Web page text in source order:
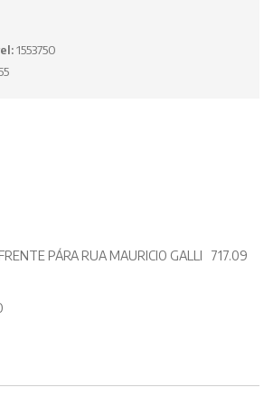
1553750
PÁRA RUA MAURICIO GALLI 717.09